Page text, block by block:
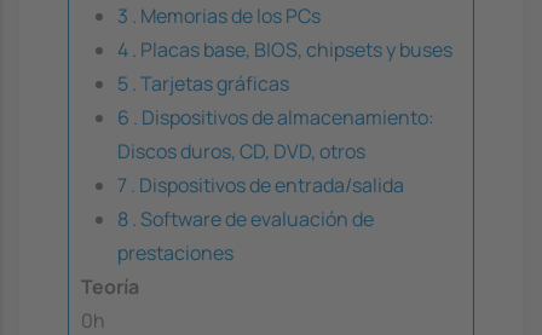
3 . Memorias de los PCs
4 . Placas base, BIOS, chipsets y buses
5 . Tarjetas gráficas
6 . Dispositivos de almacenamiento:
Discos duros, CD, DVD, otros
7 . Dispositivos de entrada/salida
8 . Software de evaluación de
prestaciones
Teoría
0h